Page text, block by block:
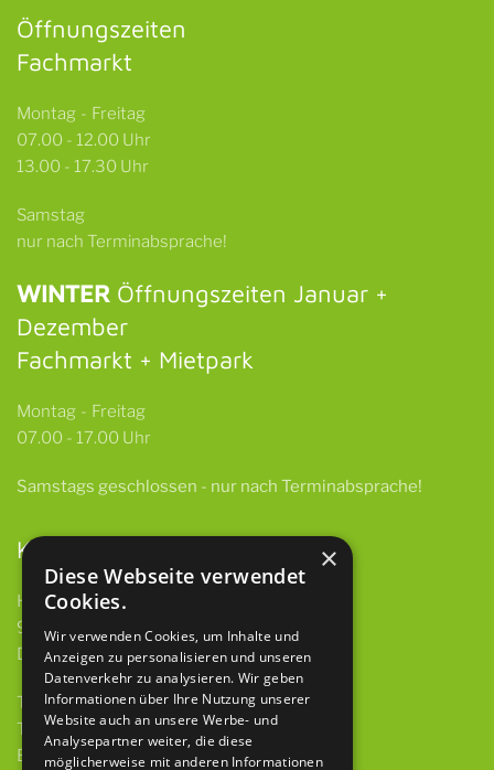
Öffnungszeiten
Fachmarkt
Montag - Freitag
07.00 - 12.00 Uhr
13.00 - 17.30 Uhr
Samstag
nur nach Terminabsprache!
WINTER Öffnungszeiten Januar +
Dezember
Fachmarkt + Mietpark
Montag - Freitag
07.00 - 17.00 Uhr
Samstags geschlossen - nur nach Terminabsprache!
Kontakt
HBH GmbH & Co. KG
97922 Lauda-Königshofen
Deubacher Str. 12
Telefon 09343 615 921-0
Telefax 09343 615 921-9
E-Mailinfo@baumaschinen-hbh.de
×
Diese Webseite verwendet
Cookies.
Wir verwenden Cookies, um Inhalte und
Anzeigen zu personalisieren und unseren
Datenverkehr zu analysieren. Wir geben
Informationen über Ihre Nutzung unserer
Website auch an unsere Werbe- und
Analysepartner weiter, die diese
möglicherweise mit anderen Informationen